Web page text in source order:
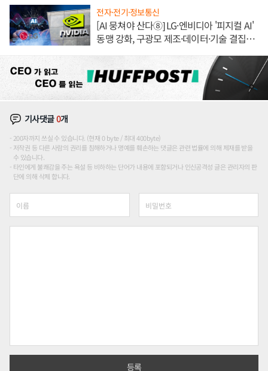
전자·전기·정보통신
[AI 뭉쳐야 산다⑧] LG·엔비디아 '피지컬 AI'
동맹 강화, 구광모 제조·데이터·기술 결집
기사댓글0개
200자까지 쓰실 수 있습니다. (현재 0 byte / 최대 400byte)
저작권 등 다른 사람의 권리를 침해하거나 명예를 훼손하는 댓글은 관련 법률에 의해 제재를 받을
수 있습니다.
타인에게 불쾌감을 주는 욕설 등 비하하는 단어가 내용에 포함되거나 인신공격성 글은 관리자의 판
단에 의해 삭제 합니다.